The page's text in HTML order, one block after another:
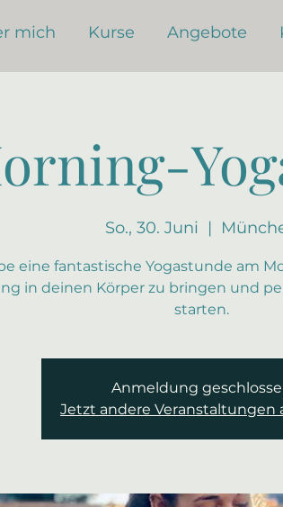
mich Kurse Angebote
So., 30. Juni
  |
eine fantastische Yogastunde am
in deinen Körper zu bringen und
starten.
Anmeldung
Jetzt andere Veranstaltungen